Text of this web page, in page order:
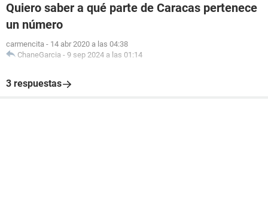
Quiero saber a qué parte de Caracas pertenece
un número
carmencita - 14 abr 2020 a las 04:38
ChaneGarcia - 9 sep 2024 a las 01:14
3 respuestas